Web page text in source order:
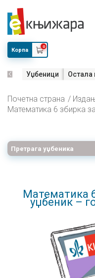
Корпа
0
Уџбеници Остала
Почетна страна
Претрага уџбеника
Математика
уџбеник –